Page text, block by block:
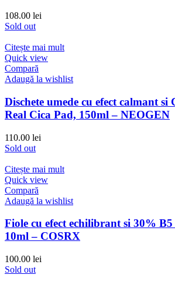
108.00 lei
Sold out
Citește mai mult
Quick view
Compară
Adaugă la wishlist
Dischete umede cu efect calmant si
Real Cica Pad, 150ml – NEOGEN
110.00 lei
Sold out
Citește mai mult
Quick view
Compară
Adaugă la wishlist
Fiole cu efect echilibrant si 30%
10ml – COSRX
100.00 lei
Sold out